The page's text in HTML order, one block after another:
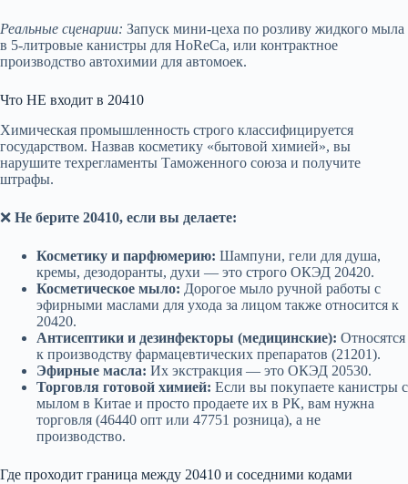
Реальные сценарии: Запуск мини-цеха по розливу жидкого мыла
в 5-литровые канистры для HoReCa, или контрактное
производство автохимии для автомоек.
Что НЕ входит в 20410
Химическая промышленность строго классифицируется
государством. Назвав косметику «бытовой химией», вы
нарушите техрегламенты Таможенного союза и получите
штрафы.
❌ Не берите 20410, если вы делаете:
Косметику и парфюмерию: Шампуни, гели для душа,
кремы, дезодоранты, духи — это строго ОКЭД 20420.
Косметическое мыло: Дорогое мыло ручной работы с
эфирными маслами для ухода за лицом также относится к
20420.
Антисептики и дезинфекторы (медицинские): Относятся
к производству фармацевтических препаратов (21201).
Эфирные масла: Их экстракция — это ОКЭД 20530.
Торговля готовой химией: Если вы покупаете канистры с
мылом в Китае и просто продаете их в РК, вам нужна
торговля (46440 опт или 47751 розница), а не
производство.
Где проходит граница между 20410 и соседними кодами